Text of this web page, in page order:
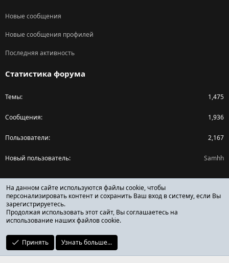
Новые сообщения
Новые сообщения профилей
Последняя активность
Статистика форума
Темы 1,475
Сообщения 1,936
Пользователи 2,167
Новый пользователь Samhh
Поделиться страницей
Facebook
X (Twitter)
Reddit
ОТЗЫВЫ ОНЛАЙН ФОРУМ
На данном сайте используются файлы cookie, чтобы
персонализировать контент и сохранить Ваш вход в систему, если Вы
зарегистрируетесь.
Продолжая использовать этот сайт, Вы соглашаетесь на
использование наших файлов cookie.
Принять Узнать больше...